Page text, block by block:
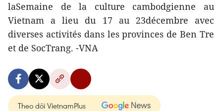
laSemaine de la culture cambodgienne au
Vietnam a lieu du 17 au 23décembre avec
diverses activités dans les provinces de Ben Tre
et de SocTrang. -VNA
Theo dõi VietnamPlus